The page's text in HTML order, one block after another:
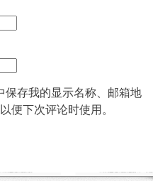
保存我的显示名称、邮箱地
便下次评论时使用。